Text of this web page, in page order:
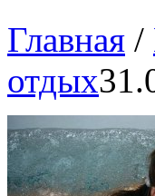
Главная /
отдых